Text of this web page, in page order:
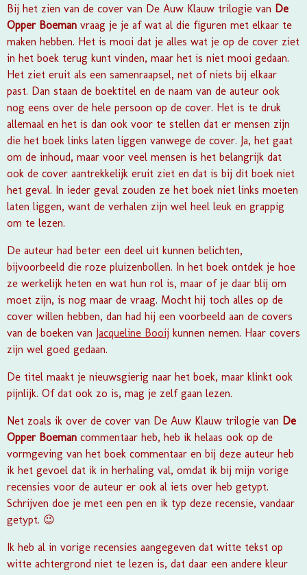
Bij het zien van de cover van De Auw Klauw trilogie van De
Opper Boeman vraag je je af wat al die figuren met elkaar te
maken hebben. Het is mooi dat je alles wat je op de cover ziet
in het boek terug kunt vinden, maar het is niet mooi gedaan.
Het ziet eruit als een samenraapsel, net of niets bij elkaar
past. Dan staan de boektitel en de naam van de auteur ook
nog eens over de hele persoon op de cover. Het is te druk
allemaal en het is dan ook voor te stellen dat er mensen zijn
die het boek links laten liggen vanwege de cover. Ja, het gaat
om de inhoud, maar voor veel mensen is het belangrijk dat
ook de cover aantrekkelijk eruit ziet en dat is bij dit boek niet
het geval. In ieder geval zouden ze het boek niet links moeten
laten liggen, want de verhalen zijn wel heel leuk en grappig
om te lezen.
De auteur had beter een deel uit kunnen belichten,
bijvoorbeeld die roze pluizenbollen. In het boek ontdek je hoe
ze werkelijk heten en wat hun rol is, maar of je daar blij om
moet zijn, is nog maar de vraag. Mocht hij toch alles op de
cover willen hebben, dan had hij een voorbeeld aan de covers
van de boeken van Jacqueline Booij kunnen nemen. Haar covers
zijn wel goed gedaan.
De titel maakt je nieuwsgierig naar het boek, maar klinkt ook
pijnlijk. Of dat ook zo is, mag je zelf gaan lezen.
Net zoals ik over de cover van De Auw Klauw trilogie van De
Opper Boeman commentaar heb, heb ik helaas ook op de
vormgeving van het boek commentaar en bij deze auteur heb
ik het gevoel dat ik in herhaling val, omdat ik bij mijn vorige
recensies voor de auteur er ook al iets over heb getypt.
Schrijven doe je met een pen en ik typ deze recensie, vandaar
getypt. 😉
Ik heb al in vorige recensies aangegeven dat witte tekst op
witte achtergrond niet te lezen is, dat daar een andere kleur